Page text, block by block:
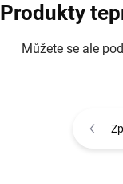
Produkty
Můžete se ale